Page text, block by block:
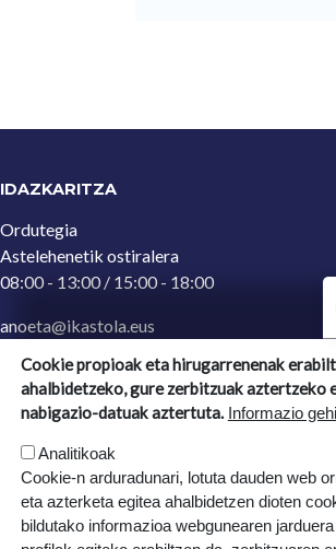
IDAZKARITZA
Ordutegia
Astelehenetik ostiralera
08:00 - 13:00 / 15:00 - 18:00
anoeta@ikastola.eus
Ergoien, 5
20270, Anoeta, Gipuzkoa
Cookie propioak eta hirugarrenenak
ahalbidetzeko, gure zerbitzuak aztertzeko
nabigazio-datuak aztertuta. Informazio
Analitikoak
Cookie-n arduradunari, lotuta dauden web
eta azterketa egitea ahalbidetzen dioten
bildutako informazioa webgunearen